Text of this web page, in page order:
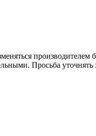
производителем
Просьба